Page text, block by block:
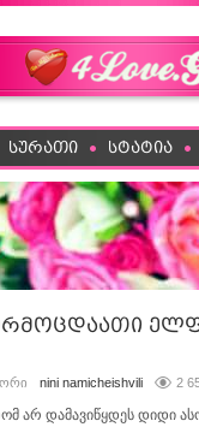
სურათი სტატია
nini namicheishvili 2
არ დამავიწყდეს დიდი